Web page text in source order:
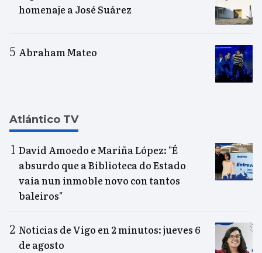
homenaje a José Suárez
Abraham Mateo
Atlántico TV
David Amoedo e Mariña López: "É
absurdo que a Biblioteca do Estado
vaia nun inmoble novo con tantos
baleiros"
Noticias de Vigo en 2 minutos: jueves 6
de agosto